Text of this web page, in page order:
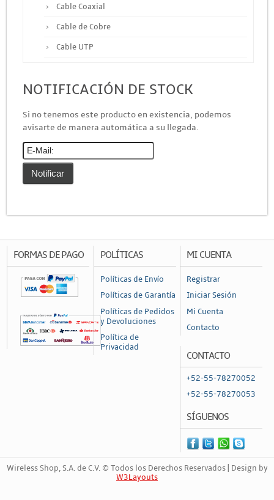
Cable Coaxial
Cable de Cobre
Cable UTP
Canalización y Soporte
Cajas de Distribución
Conectores Coaxiales
Conectores de RF
Conectores RJ45 / RJ11
Otros Conectores y Accesorios
Convertidores y Adaptadores
Herrajes, Tensores y Remates
NOTIFICACIÓN DE STOCK
Si no tenemos este producto en existencia, podemos
avisarte de manera automática a su llegada.
FORMAS DE PAGO POLÍTICAS
Políticas de Envío
Políticas de Garantía
Políticas de Pedidos
y Devoluciones
Política de
Privacidad
MI CUENTA
Registrar
Iniciar Sesión
Mi Cuenta
Contacto
CONTACTO
+52-55-78270052
+52-55-78270053
SÍGUENOS
Wireless Shop, S.A. de C.V. © Todos los Derechos Reservados | Design by
W3Layouts